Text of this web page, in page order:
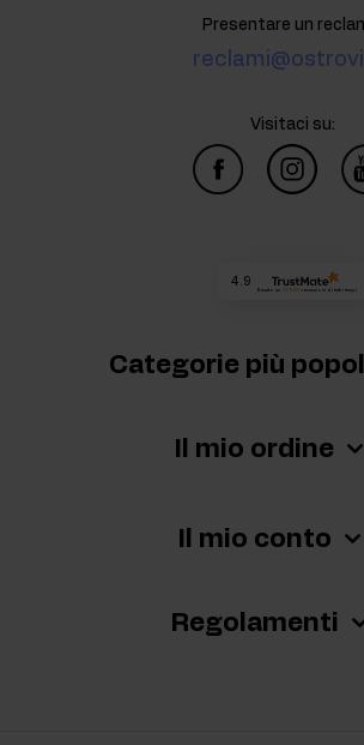
Categorie più
Il mio ordine
Il mio conto
Regolamenti
Presentare un
Visitaci su:
4.9
Basato su 72 980recensioni di tutti i tempi